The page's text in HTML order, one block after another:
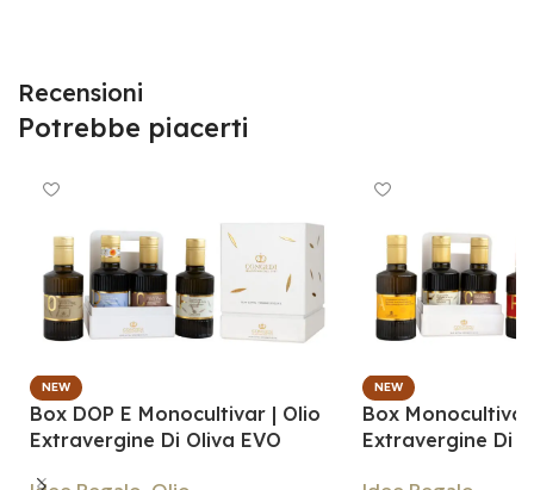
Recensioni
Potrebbe piacerti
NEW
Box DOP E Monocultivar | Olio
Extravergine Di Oliva EVO
NEW
Box
Extravergine Di